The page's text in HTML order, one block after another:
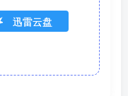
迅雷云盘